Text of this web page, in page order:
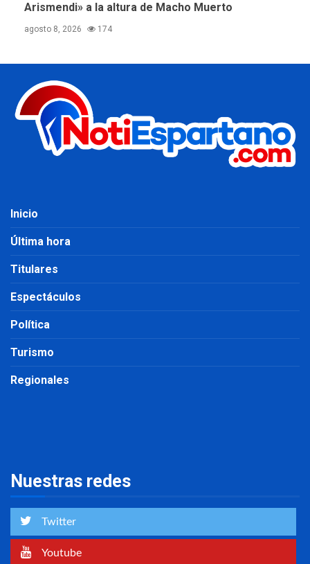
Arismendi» a la altura de Macho Muerto
agosto 8, 2026 174
Inicio
Última hora
Titulares
Espectáculos
Política
Turismo
Regionales
Nuestras redes
Twitter
Youtube